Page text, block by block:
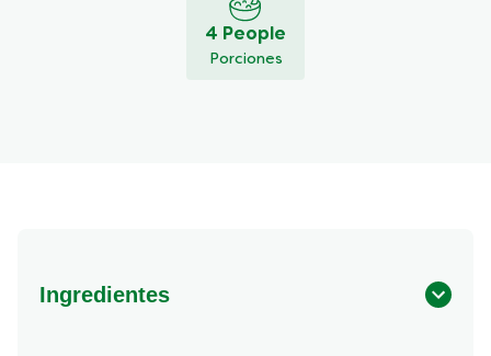
4 People
Porciones
Ingredientes